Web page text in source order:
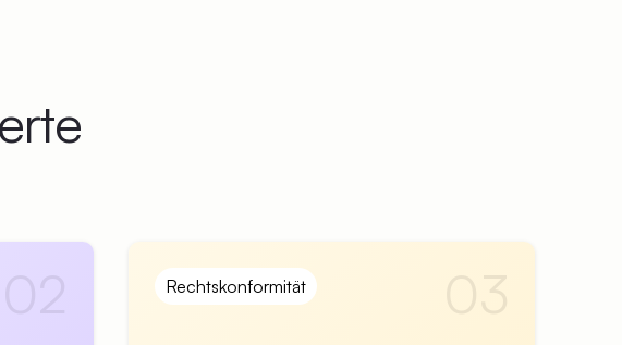
Rechtskonformität